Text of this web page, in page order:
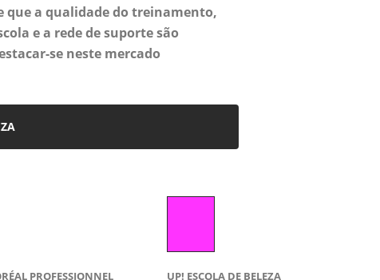
que a qualidade do treinamento,
e a rede de suporte são
se neste mercado
PROFESSIONNEL
UP! ESCOLA DE BELEZA